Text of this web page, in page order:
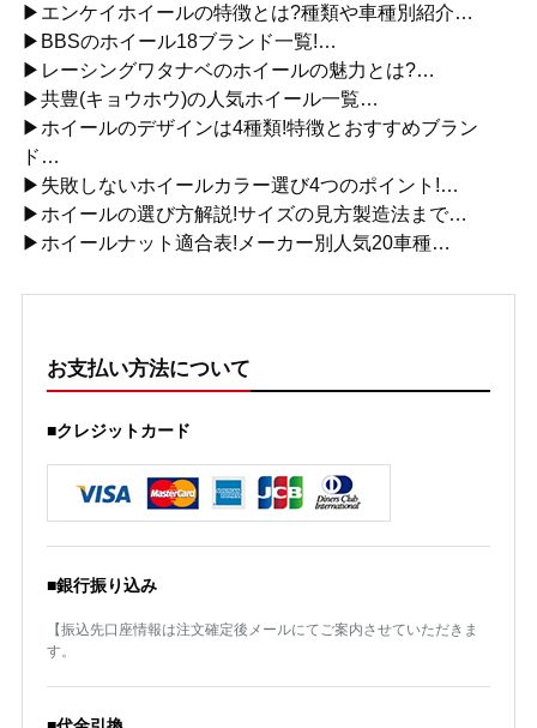
▶エンケイホイールの特徴とは?種類や車種別紹介…
▶BBSのホイール18ブランド一覧!…
▶レーシングワタナベのホイールの魅力とは?…
▶共豊(キョウホウ)の人気ホイール一覧…
▶ホイールのデザインは4種類!特徴とおすすめブラン
ド…
▶失敗しないホイールカラー選び4つのポイント!…
▶ホイールの選び方解説!サイズの見方製造法まで…
▶ホイールナット適合表!メーカー別人気20車種…
お支払い方法について
■クレジットカード
■銀行振り込み
【振込先口座情報は注文確定後メールにてご案内させていただきま
す。